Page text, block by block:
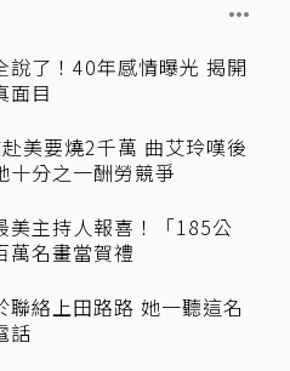
說了！40年感情曝光 揭開
面目
美要燒2千萬 曲艾玲嘆後
十分之一酬勞競爭
美主持人報喜！「185公
萬名畫當賀禮
聯絡上田路路 她一聽這名
話